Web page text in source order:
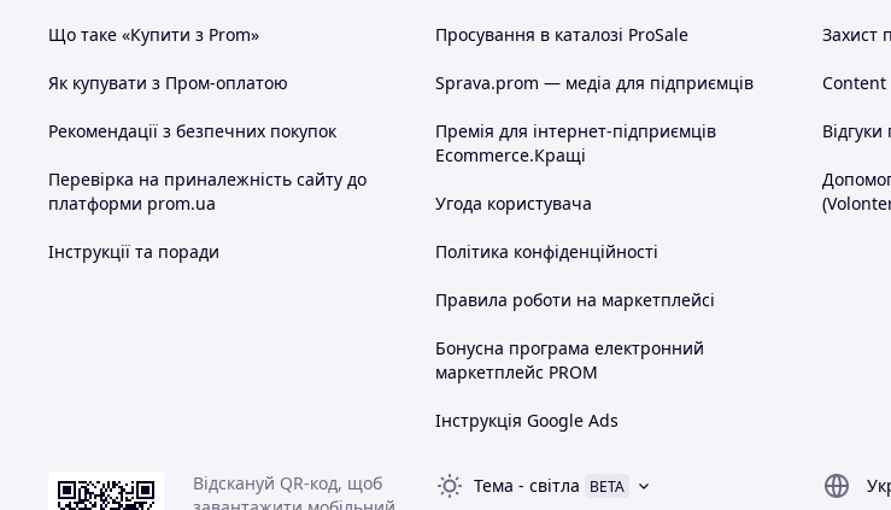
Що таке «Купити з Prom»
Як купувати з Пром-оплатою
Рекомендації з безпечних покупок
Перевірка на приналежність сайту до
платформи prom.ua
Інструкції та поради
Просування в каталозі ProSale
Sprava.prom — медіа для підприємців
Премія для інтернет-підприємців
Ecommerce.Кращі
Угода користувача
Політика конфіденційності
Правила роботи на маркетплейсі
Бонусна програма електронний
маркетплейс PROM
Інструкція Google Ads
Захист
Відскануй QR-код, щоб
Тема - світла BETA